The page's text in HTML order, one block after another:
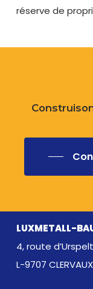
réserve de
LUXMETALL-
4, route d’Urspelt
L-9707 CLERVAUX